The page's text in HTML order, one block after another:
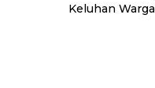
Keluhan Warga